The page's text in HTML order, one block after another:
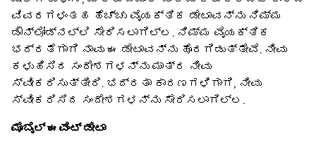
ವಿವರಗಳಂತಹ ಹೆಚ್ಚು ವೈಯಕ್ತಿಕ ಡೇಟಾವನ್ನು ನಿಮ್ಮ
ಡೌನ್‌ಲೋಡ್‌ನಲ್ಲಿ ಸೇರಿಸಲಾಗಿಲ್ಲ. ನಿಮ್ಮ ವೈಯಕ್ತಿಕ
ಭದ್ರತೆಗಾಗಿ ನಾವು ಈ ಡೇಟಾವನ್ನು ಹೊರಗಿಡುತ್ತೇವೆ. ನೀವು
ಕಳುಹಿಸಿದ ಸಂದೇಶಗಳನ್ನು ಮಾತ್ರ ನೀವು
ಸ್ವೀಕರಿಸುತ್ತೀರಿ. ಭದ್ರತಾ ಕಾರಣಗಳಿಗಾಗಿ, ನೀವು
ಸ್ವೀಕರಿಸಿದ ಸಂದೇಶಗಳನ್ನು ಸೇರಿಸಲಾಗಿಲ್ಲ.
ಮೊಬೈಲ್ ಈವೆಂಟ್ ಡೇಟಾ